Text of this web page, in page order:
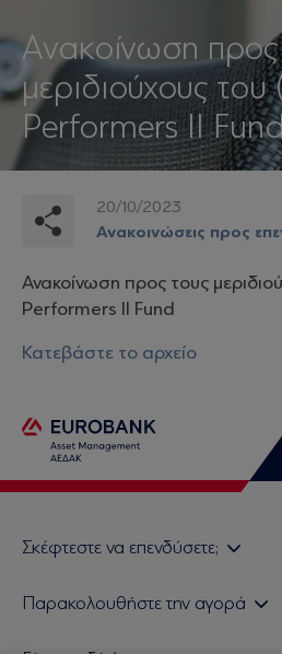
Ανακοίνωση προς
μεριδιούχους
Performers II
20/10/2023
Ανακοινώσεις προς
Ανακοίνωση προς τους
Performers II Fund
Κατεβάστε το αρχείο
Σκέφτεστε να επενδύσετε;
Παρακολουθήστε την αγορά